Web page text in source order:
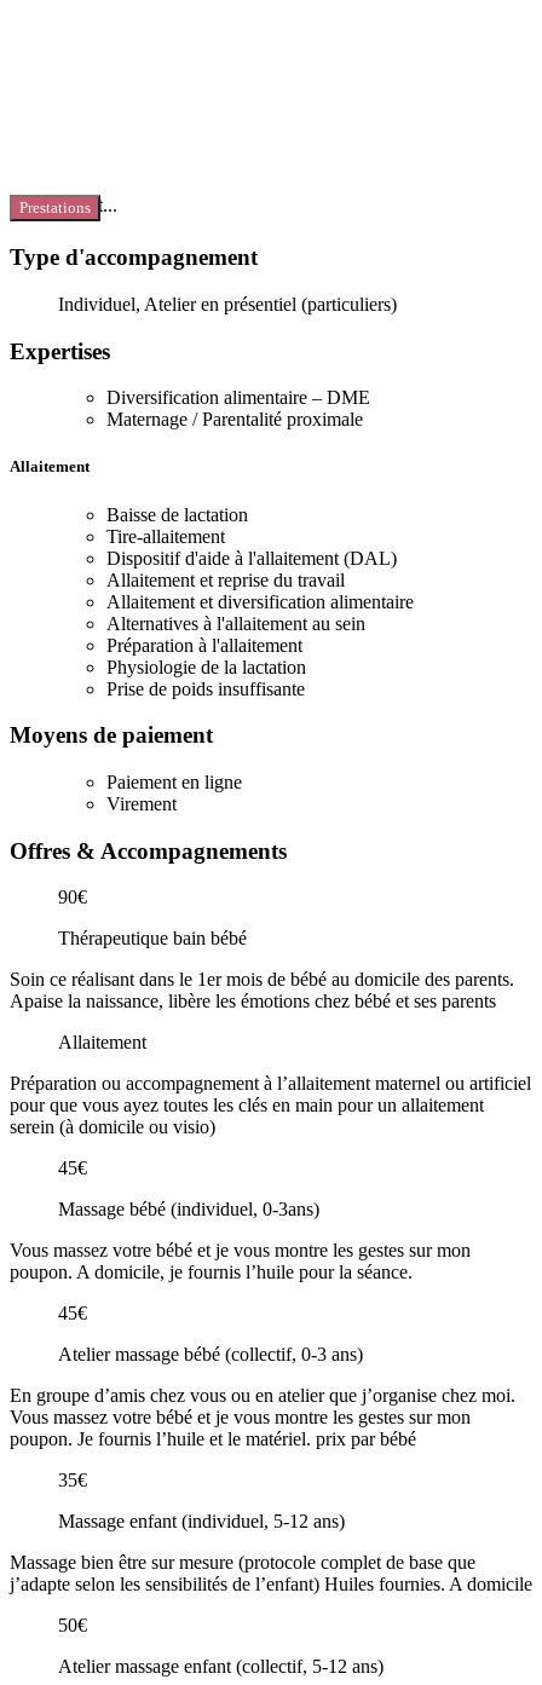
Chargement...
Prestations
Type d'accompagnement
Individuel, Atelier en présentiel (particuliers)
Expertises
Diversification alimentaire – DME
Maternage / Parentalité proximale
Allaitement
Baisse de lactation
Tire-allaitement
Dispositif d'aide à l'allaitement (DAL)
Allaitement et reprise du travail
Allaitement et diversification alimentaire
Alternatives à l'allaitement au sein
Préparation à l'allaitement
Physiologie de la lactation
Prise de poids insuffisante
Moyens de paiement
Paiement en ligne
Virement
Offres & Accompagnements
90€
Thérapeutique bain bébé
Soin ce réalisant dans le 1er mois de bébé au domicile des parents.
Apaise la naissance, libère les émotions chez bébé et ses parents
Allaitement
Préparation ou accompagnement à l’allaitement maternel ou artificiel
pour que vous ayez toutes les clés en main pour un allaitement
serein (à domicile ou visio)
45€
Massage bébé (individuel, 0-3ans)
Vous massez votre bébé et je vous montre les gestes sur mon
poupon. A domicile, je fournis l’huile pour la séance.
45€
Atelier massage bébé (collectif, 0-3 ans)
En groupe d’amis chez vous ou en atelier que j’organise chez moi.
Vous massez votre bébé et je vous montre les gestes sur mon
poupon. Je fournis l’huile et le matériel. prix par bébé
35€
Massage enfant (individuel, 5-12 ans)
Massage bien être sur mesure (protocole complet de base que
j’adapte selon les sensibilités de l’enfant) Huiles fournies. A domicile
50€
Atelier massage enfant (collectif, 5-12 ans)